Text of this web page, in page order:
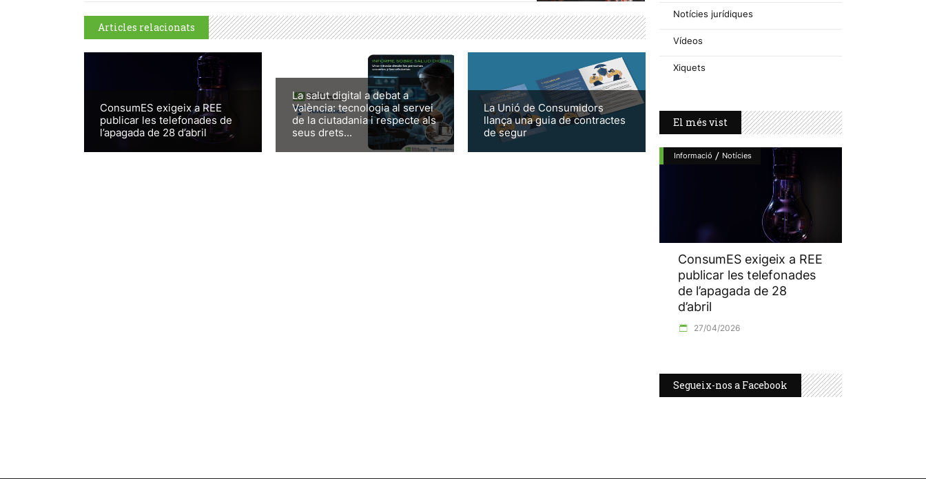
Articles relacionats
ConsumES exigeix a REE
publicar les telefonades de
l’apagada de 28 d’abril
La salut digital a debat a
València: tecnologia al servei
de la ciutadania i respecte als
seus drets...
La Unió de Consumidors
llança una guia de contractes
de segur
Notícies jurídiques
Vídeos
Xiquets
El més vist
Informació / Notícies
ConsumES exigeix a REE
publicar les telefonades
de l’apagada de 28
d’abril
27/04/2026
Segueix-nos a Facebook